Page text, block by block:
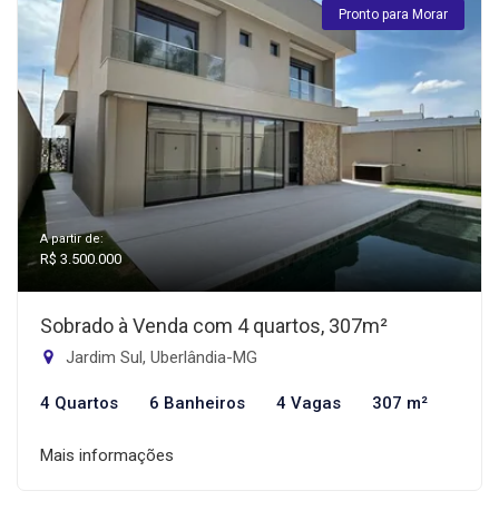
Pronto para Morar
A partir de:
R$ 3.500.000
Sobrado à Venda com 4 quartos, 307m²
Jardim Sul, Uberlândia-MG
4 Quartos 6 Banheiros 4 Vagas 307 m²
Mais informações